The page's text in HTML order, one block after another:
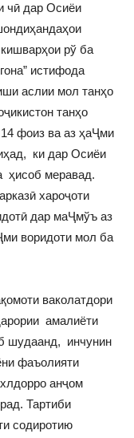
чӣ дар Осиёи
рў ба
истифода
аслии мол танҳо
танҳо
фоиз ва аз ҳаҶми
ки дар Осиёи
ҳисоб меравад.
хароҷоти
дар маҶмўъ аз
воридоти мол ба
ваколатдори
амалиёти
шудаанд, инчунин
фаъолияти
анҷом
Тартиби
содиротию